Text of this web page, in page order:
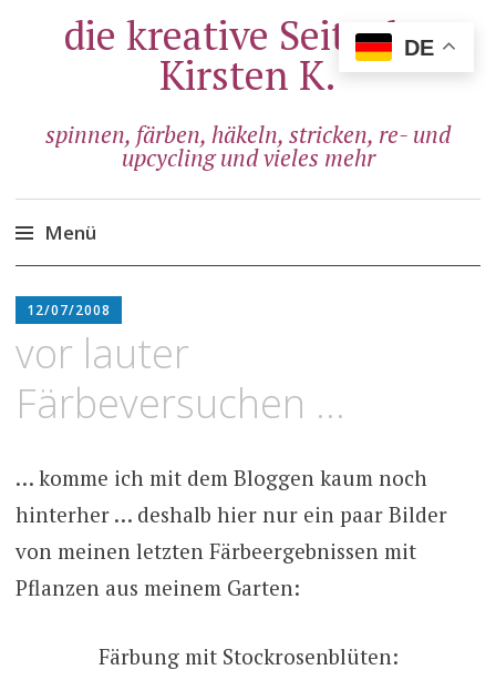
die kreative Seite der
Kirsten K.
spinnen, färben, häkeln, stricken, re- und
upcycling und vieles mehr
Menü
Inhalt
springen
12/07/2008
vor lauter
Färbeversuchen …
… komme ich mit dem Bloggen kaum noch
hinterher … deshalb hier nur ein paar Bilder
von meinen letzten Färbeergebnissen mit
Pflanzen aus meinem Garten:
Färbung mit Stockrosenblüten:
DE